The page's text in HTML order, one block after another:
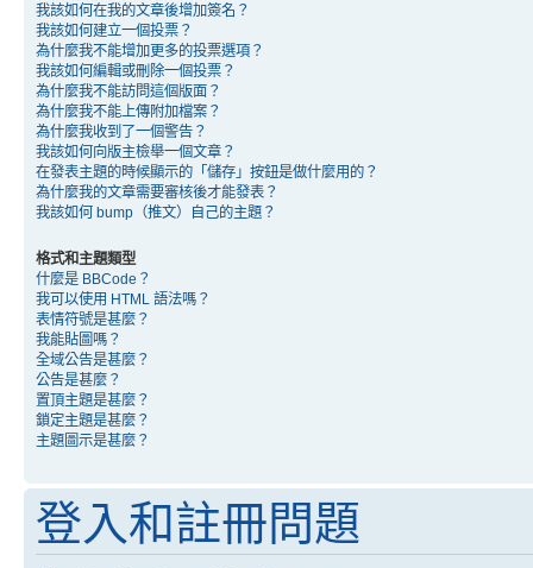
我該如何在我的文章後增加簽名？
我該如何建立一個投票？
為什麼我不能增加更多的投票選項？
我該如何編輯或刪除一個投票？
為什麼我不能訪問這個版面？
為什麼我不能上傳附加檔案？
為什麼我收到了一個警告？
我該如何向版主檢舉一個文章？
在發表主題的時候顯示的「儲存」按鈕是做什麼用的？
為什麼我的文章需要審核後才能發表？
我該如何 bump（推文）自己的主題？
格式和主題類型
什麼是 BBCode？
我可以使用 HTML 語法嗎？
表情符號是甚麼？
我能貼圖嗎？
全域公告是甚麼？
公告是甚麼？
置頂主題是甚麼？
鎖定主題是甚麼？
主題圖示是甚麼？
登入和註冊問題